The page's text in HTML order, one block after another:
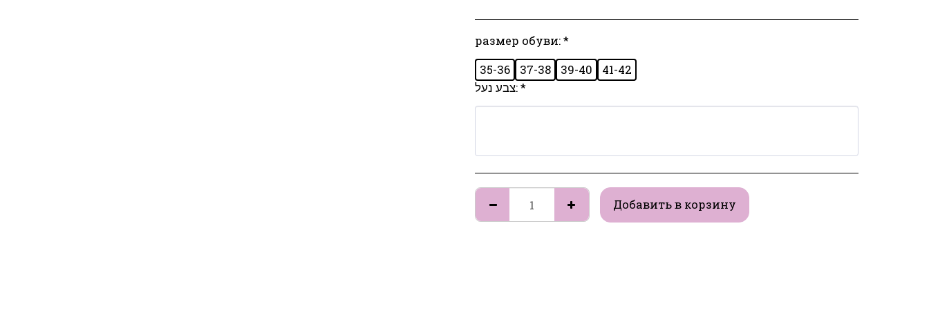
размер обуви:*
35-36
37-38 39-40
41-42
צבע נעל:*
Добавить в корзину